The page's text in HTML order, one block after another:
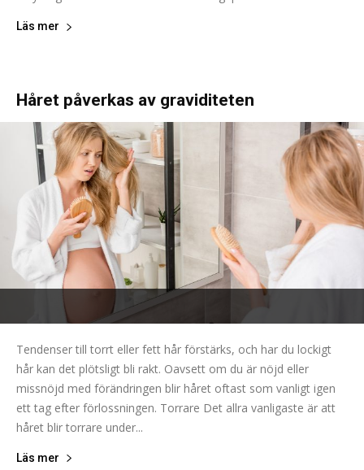
Läs mer
Håret påverkas av graviditeten
Tendenser till torrt eller fett hår förstärks, och har du lockigt
hår kan det plötsligt bli rakt. Oavsett om du är nöjd eller
missnöjd med förändringen blir håret oftast som vanligt igen
ett tag efter förlossningen. Torrare Det allra vanligaste är att
håret blir torrare under...
Läs mer